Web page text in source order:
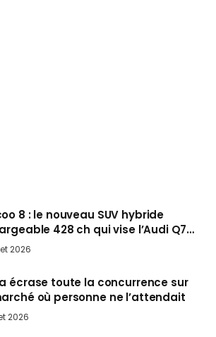
8 : le nouveau SUV hybride
428 ch qui vise l’Audi Q7
en Europe cet automne
2026
écrase toute la concurrence sur
où personne ne l’attendait
2026